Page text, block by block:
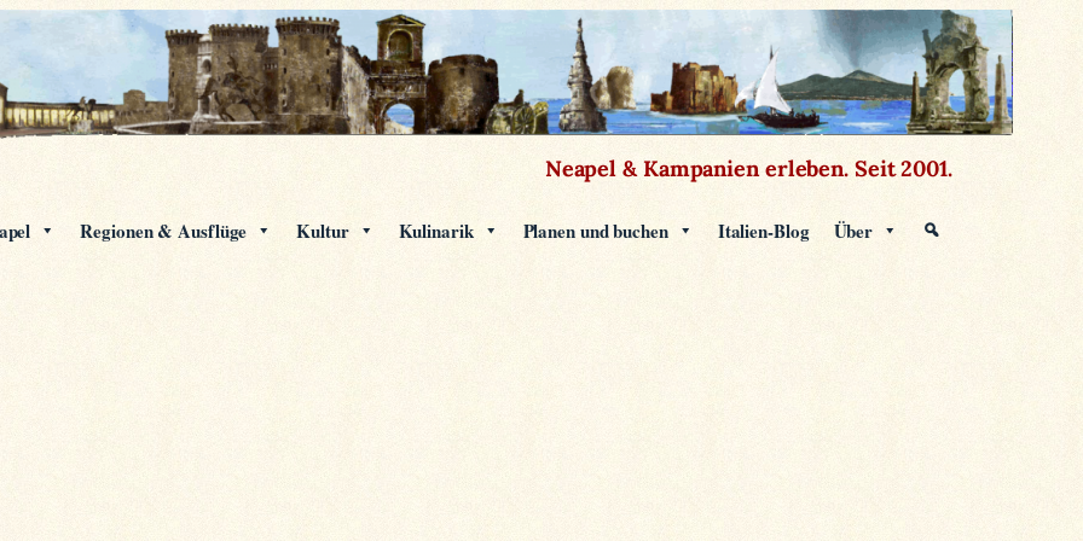
Neapel & Kampanien erleben. Seit 2001.
Regionen & Ausflüge Kultur Kulinarik Planen und buchen Italien-Blog Über